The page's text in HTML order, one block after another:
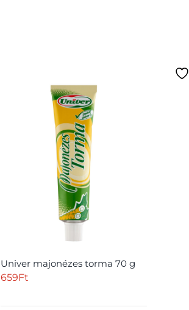
Univer majonézes torma 70 g
659Ft